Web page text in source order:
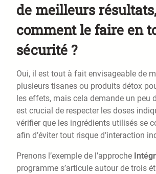
de meilleurs
comment le faire en
sécurité ?
Oui, il est tout à fait envisageable de
plusieurs tisanes ou produits détox
les effets, mais cela demande un peu
est crucial de respecter les doses
vérifier que les ingrédients utilisés se
afin d’éviter tout risque d’interaction
Prenons l’exemple de l’approche
programme s’articule autour de trois